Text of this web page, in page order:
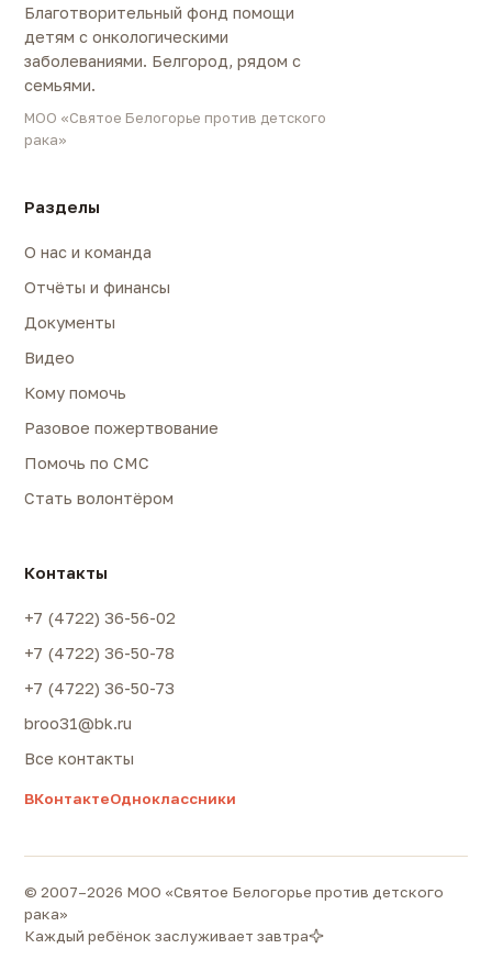
Благотворительный фонд помощи
детям с онкологическими
заболеваниями. Белгород, рядом с
семьями.
МОО «Святое Белогорье против детского
рака»
Разделы
О нас и команда
Отчёты и финансы
Документы
Видео
Кому помочь
Разовое пожертвование
Помочь по СМС
Стать волонтёром
Контакты
+7 (4722) 36-56-02
+7 (4722) 36-50-78
+7 (4722) 36-50-73
broo31@bk.ru
Все контакты
ВКонтактеОдноклассники
© 2007–2026 МОО «Святое Белогорье против детского
рака»
Каждый ребёнок заслуживает завтра